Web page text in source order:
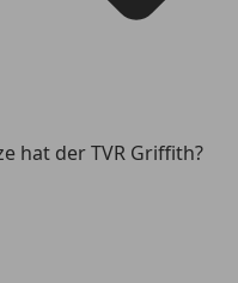
hat der TVR Griffith?